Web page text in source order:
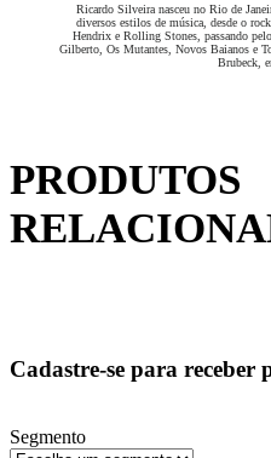
Ricardo Silveira nasceu no Rio de
diversos estilos de música, desde o
Hendrix e Rolling Stones, passando
Gilberto, Os Mutantes, Novos Baianos e
Brubeck,
PRODUTOS
Cadastre-se para receber
Segmento